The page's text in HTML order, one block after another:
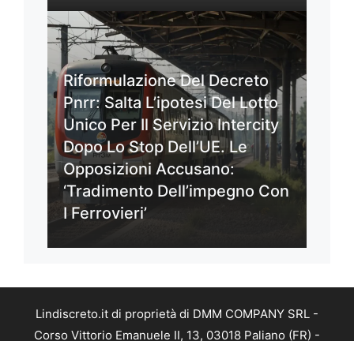
Riformulazione Del Decreto
Pnrr: Salta L’ipotesi Del Lotto
Unico Per Il Servizio Intercity
Dopo Lo Stop Dell’UE. Le
Opposizioni Accusano:
‘Tradimento Dell’impegno Con
I Ferrovieri’
Lindiscreto.it di proprietà di DMM COMPANY SRL -
Corso Vittorio Emanuele II, 13, 03018 Paliano (FR) -